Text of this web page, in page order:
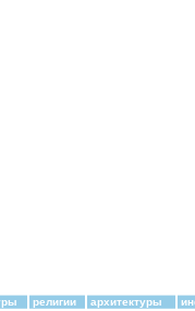
религии архитектуры